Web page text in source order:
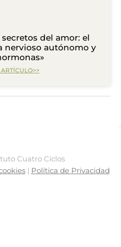
del amor: el
nervioso autónomo y
ARTÍCULO>>
Cuatro Ciclos
| Política de Privacidad